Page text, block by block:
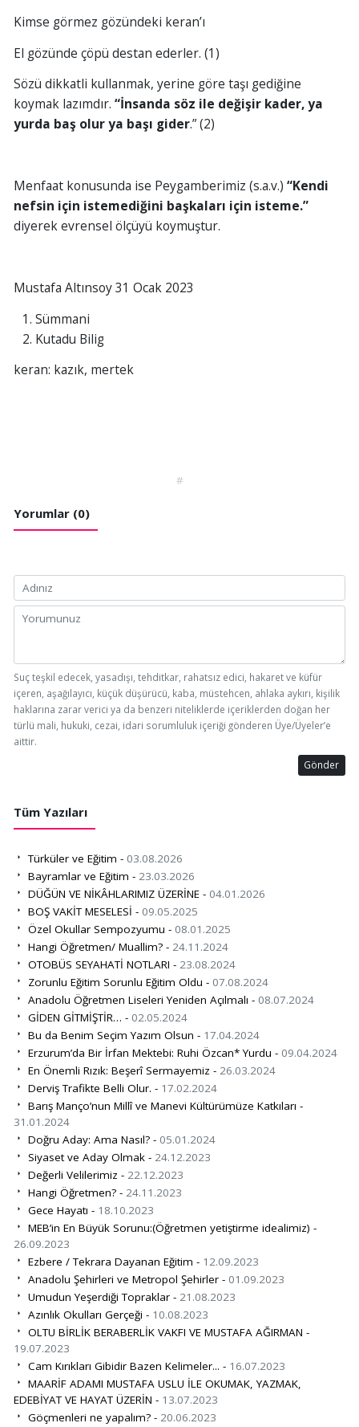
Kimse görmez gözündeki keran’ı
El gözünde çöpü destan ederler. (1)
Sözü dikkatli kullanmak, yerine göre taşı gediğine
koymak lazımdır. “İnsanda söz ile değişir kader, ya
yurda baş olur ya başı gider.” (2)
Menfaat konusunda ise Peygamberimiz (s.a.v.) “Kendi
nefsin için istemediğini başkaları için isteme.”
diyerek evrensel ölçüyü koymuştur.
Mustafa Altınsoy 31 Ocak 2023
Sümmani
Kutadu Bilig
keran: kazık, mertek
#
Yorumlar (0)
Suç teşkil edecek, yasadışı, tehditkar, rahatsız edici, hakaret ve küfür
içeren, aşağılayıcı, küçük düşürücü, kaba, müstehcen, ahlaka aykırı, kişilik
haklarına zarar verici ya da benzeri niteliklerde içeriklerden doğan her
türlü mali, hukuki, cezai, idari sorumluluk içeriği gönderen Üye/Üyeler’e
aittir.
Gönder
Tüm Yazıları
Türküler ve Eğitim - 03.08.2026
Bayramlar ve Eğitim - 23.03.2026
DÜĞÜN VE NİKÂHLARIMIZ ÜZERİNE - 04.01.2026
BOŞ VAKİT MESELESİ - 09.05.2025
Özel Okullar Sempozyumu - 08.01.2025
Hangi Öğretmen/ Muallim? - 24.11.2024
OTOBÜS SEYAHATİ NOTLARI - 23.08.2024
Zorunlu Eğitim Sorunlu Eğitim Oldu - 07.08.2024
Anadolu Öğretmen Liseleri Yeniden Açılmalı - 08.07.2024
GİDEN GİTMİŞTİR… - 02.05.2024
Bu da Benim Seçim Yazım Olsun - 17.04.2024
Erzurum’da Bir İrfan Mektebi: Ruhi Özcan* Yurdu - 09.04.2024
En Önemli Rızık: Beşerî Sermayemiz - 26.03.2024
Derviş Trafikte Belli Olur. - 17.02.2024
Barış Manço’nun Millî ve Manevi Kültürümüze Katkıları -
31.01.2024
Doğru Aday: Ama Nasıl? - 05.01.2024
Siyaset ve Aday Olmak - 24.12.2023
Değerli Velilerimiz - 22.12.2023
Hangi Öğretmen? - 24.11.2023
Gece Hayatı - 18.10.2023
MEB’in En Büyük Sorunu:(Öğretmen yetiştirme idealimiz) -
26.09.2023
Ezbere / Tekrara Dayanan Eğitim - 12.09.2023
Anadolu Şehirleri ve Metropol Şehirler - 01.09.2023
Umudun Yeşerdiği Topraklar - 21.08.2023
Azınlık Okulları Gerçeği - 10.08.2023
OLTU BİRLİK BERABERLİK VAKFI VE MUSTAFA AĞIRMAN -
19.07.2023
Cam Kırıkları Gibidir Bazen Kelimeler... - 16.07.2023
MAARİF ADAMI MUSTAFA USLU İLE OKUMAK, YAZMAK,
EDEBİYAT VE HAYAT ÜZERİN - 13.07.2023
Göçmenleri ne yapalım? - 20.06.2023